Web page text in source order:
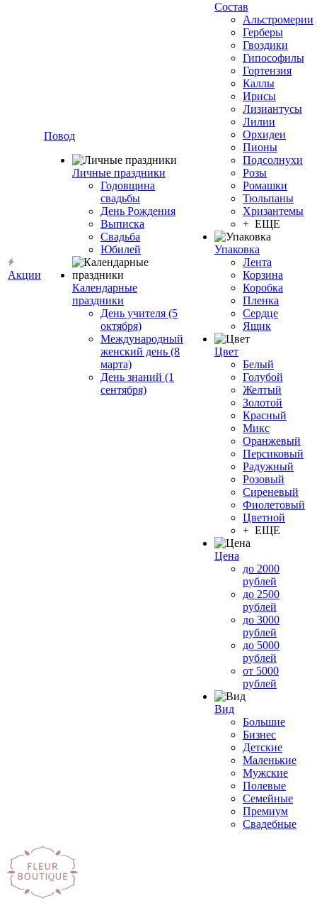
Акции
Повод
Личные праздники
Годовщина
свадьбы
День Рождения
Выписка
Свадьба
Юбилей
Календарные
праздники
День учителя (5
октября)
Международный
женский день (8
марта)
День знаний (1
сентября)
Состав
Альстромерии
Герберы
Гвоздики
Гипософилы
Гортензия
Каллы
Ирисы
Лизиантусы
Лилии
Орхидеи
Пионы
Подсолнухи
Розы
Ромашки
Тюльпаны
Хризантемы
+ ЕЩЕ
Упаковка
Лента
Корзина
Коробка
Пленка
Сердце
Ящик
Цвет
Белый
Голубой
Желтый
Золотой
Красный
Микс
Оранжевый
Персиковый
Радужный
Розовый
Сиреневый
Фиолетовый
Цветной
+ ЕЩЕ
Цена
до 2000
рублей
до 2500
рублей
до 3000
рублей
до 5000
рублей
от 5000
рублей
Вид
Большие
Бизнес
Детские
Маленькие
Мужские
Полевые
Семейные
Премиум
Свадебные